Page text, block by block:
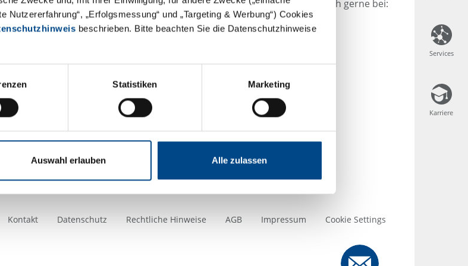
Nutzererfahrung“, „Erfolgsmessung“ und „Targeting & Werbung“) Cookies
beschrieben. Bitte beachten Sie die Datenschutzhinweise
Statistiken Marketing
Auswahl erlauben Alle zulassen
Services
Karriere
Sind Sie an einer Teilnahme interessiert? Dann melden Sie sich gerne bei:
Thüringer Umweltinstitut Henterich GmbH & Co. KG
Kielforstweg 2
thueringen@gba-group.de
Kontakt Datenschutz Rechtliche Hinweise AGB Impressum Cookie Settings
Services
Karriere